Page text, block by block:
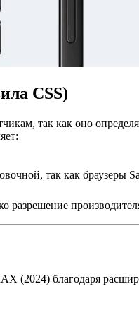
CSS)
так как оно
так как браузеры
разрешение
(2024) благодаря